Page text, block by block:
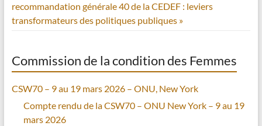
recommandation générale 40 de la CEDEF : leviers
transformateurs des politiques publiques »
Commission de la condition des Femmes
CSW70 – 9 au 19 mars 2026 – ONU, New York
Compte rendu de la CSW70 – ONU New York – 9 au 19
mars 2026